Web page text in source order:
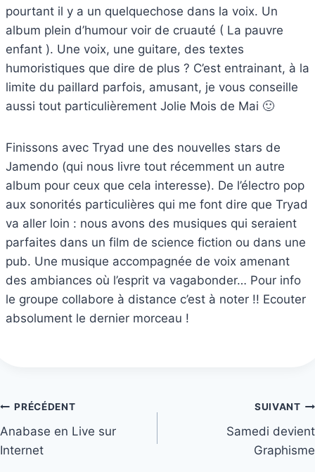
pourtant il y a un quelquechose dans la voix. Un
album plein d’humour voir de cruauté ( La pauvre
enfant ). Une voix, une guitare, des textes
humoristiques que dire de plus ? C’est entrainant, à la
limite du paillard parfois, amusant, je vous conseille
aussi tout particulièrement Jolie Mois de Mai 🙂
Finissons avec Tryad une des nouvelles stars de
Jamendo (qui nous livre tout récemment un autre
album pour ceux que cela interesse). De l’électro pop
aux sonorités particulières qui me font dire que Tryad
va aller loin : nous avons des musiques qui seraient
parfaites dans un film de science fiction ou dans une
pub. Une musique accompagnée de voix amenant
des ambiances où l’esprit va vagabonder… Pour info
le groupe collabore à distance c’est à noter !! Ecouter
absolument le dernier morceau !
Navigation
de
PRÉCÉDENT
Anabase en Live sur
Internet
SUIVANT
Samedi devient
Graphisme